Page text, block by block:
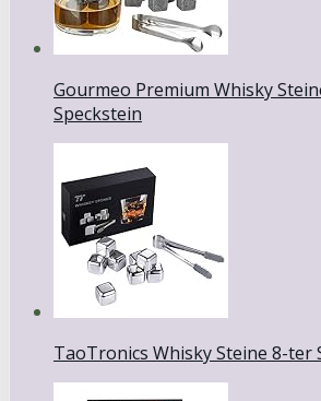
Gourmeo Premium Whisky
Speckstein
TaoTronics Whisky Steine 8-ter